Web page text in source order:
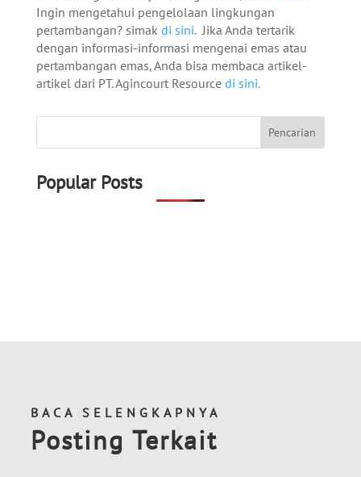
Ingin mengetahui pengelolaan lingkungan
pertambangan? simak di sini.Jika Anda tertarik
dengan informasi-informasi mengenai emas atau
pertambangan emas, Anda bisa membaca artikel-
artikel dari PT. Agincourt Resourcedi sini.
Popular Posts
BACA SELENGKAPNYA
Posting Terkait